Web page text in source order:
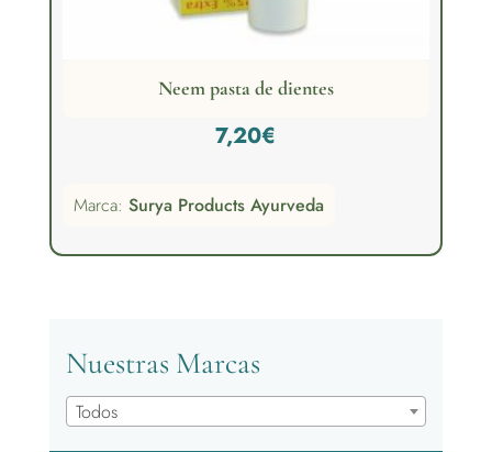
Neem pasta de dientes
7,20€
Marca: Surya Products Ayurveda
Nuestras Marcas
Todos